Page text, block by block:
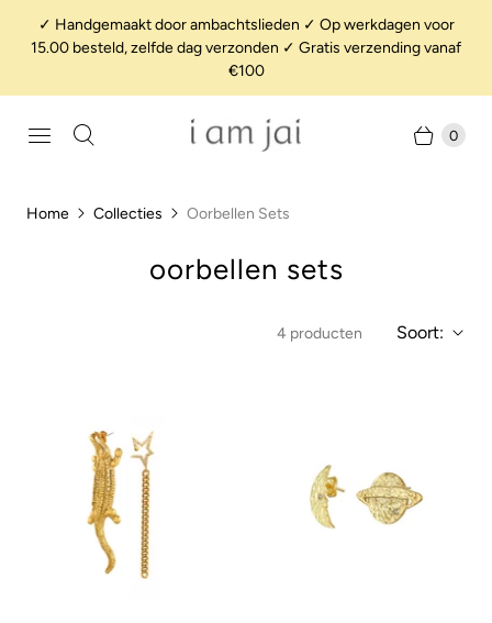
✓ Handgemaakt door ambachtslieden ✓ Op werkdagen voor
15.00 besteld, zelfde dag verzonden ✓ Gratis verzending vanaf
€100
0
Home Collecties Oorbellen Sets
oorbellen sets
4 producten Soort: